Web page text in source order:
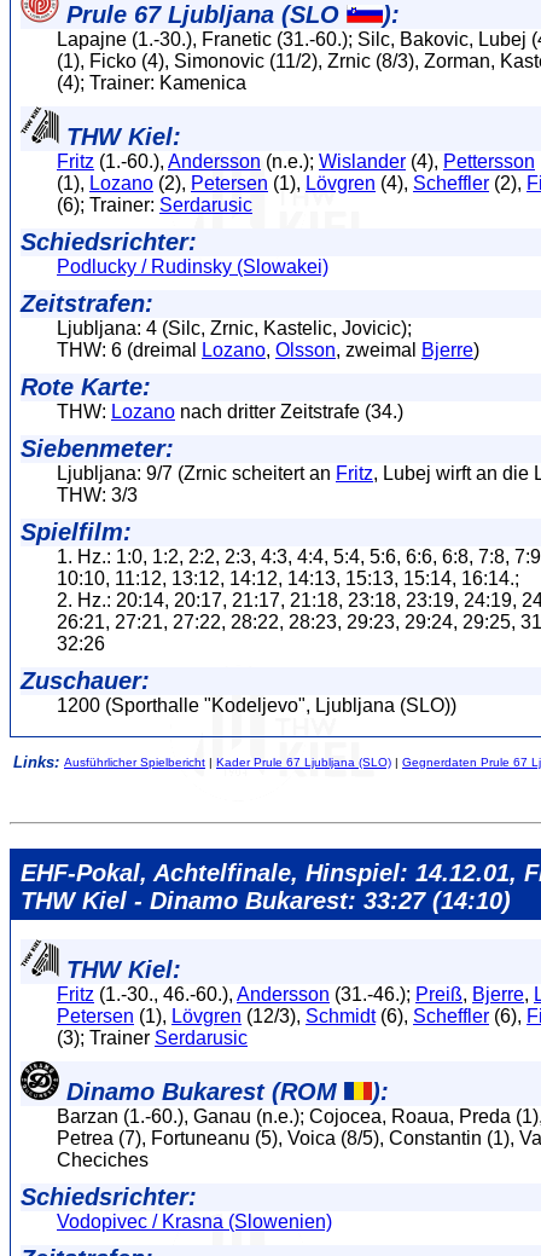
Prule 67 Ljubljana (SLO ):
Lapajne (1.-30.), Franetic (31.-60.); Silc, Bakovic, Lubej
(1), Ficko (4), Simonovic (11/2), Zrnic (8/3), Zorman,
(4); Trainer: Kamenica
THW Kiel:
Fritz (1.-60.), Andersson (n.e.); Wislander (4), Pettersson
(1), Lozano (2), Petersen (1), Lövgren (4), Scheffler (2),
(6); Trainer: Serdarusic
Schiedsrichter:
Podlucky / Rudinsky (Slowakei)
Zeitstrafen:
Ljubljana: 4 (Silc, Zrnic, Kastelic, Jovicic);
THW: 6 (dreimal
Lozano, Olsson, zweimal Bjerre)
Rote Karte:
THW: Lozano nach dritter Zeitstrafe (34.)
Siebenmeter:
Ljubljana: 9/7 (Zrnic scheitert an Fritz, Lubej wirft an die
THW: 3/3
Spielfilm:
1. Hz.: 1:0, 1:2, 2:2, 2:3, 4:3, 4:4, 5:4, 5:6, 6:6, 6:8, 7:8,
10:10, 11:12, 13:12, 14:12, 14:13, 15:13, 15:14, 16:14.;
2. Hz.: 20:14, 20:17, 21:17, 21:18, 23:18, 23:19, 24:19,
26:21, 27:21, 27:22, 28:22, 28:23, 29:23, 29:24, 29:25,
32:26
Zuschauer:
1200 (Sporthalle "Kodeljevo", Ljubljana (SLO))
Links: Ausführlicher Spielbericht Kader Prule 67 Ljubljana (SLO) Gegnerdaten Prule 67
EHF-Pokal, Achtelfinale, Hinspiel: 14.12.01,
THW Kiel - Dinamo Bukarest: 33:27 (14:10)
THW Kiel:
Fritz (1.-30., 46.-60.), Andersson (31.-46.); Preiß, Bjerre,
Petersen (1), Lövgren (12/3), Schmidt(6), Scheffler (6),
(3); Trainer Serdarusic
Dinamo Bukarest (ROM ):
Barzan (1.-60.), Ganau (n.e.); Cojocea, Roaua, Preda
Petrea (7), Fortuneanu (5), Voica (8/5), Constantin (1),
Checiches
Schiedsrichter:
Vodopivec / Krasna (Slowenien)